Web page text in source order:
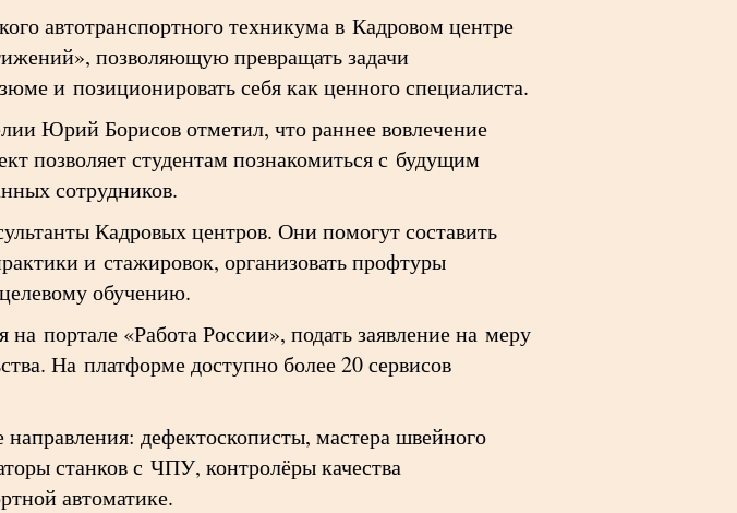
автотранспортного техникума в Кадровом центре
позволяющую превращать задачи
и позиционировать себя как ценного специалиста.
Юрий Борисов отметил, что раннее вовлечение
позволяет студентам познакомиться с будущим
сотрудников.
Кадровых центров. Они помогут составить
и стажировок, организовать профтуры
обучению.
портале «Работа России», подать заявление на меру
На платформе доступно более 20 сервисов
дефектоскописты, мастера швейного
станков с ЧПУ, контролёры качества
автоматике.